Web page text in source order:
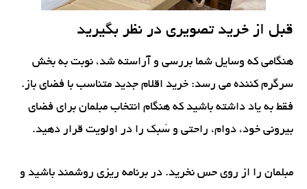
قبل از خرید تصویری در نظر بگیرید
هنگامی که وسایل شما بررسی و آراسته شد، نوبت به بخش
سرگرم کننده می رسد: خرید اقلام جدید متناسب با فضای باز.
فقط به یاد داشته باشید که هنگام انتخاب مبلمان برای فضای
بیرونی خود، دوام، راحتی و سَبک را در اولویت قرار دهید.
مبلمان را از روی حس نخرید. در برنامه ریزی روشمند باشید و